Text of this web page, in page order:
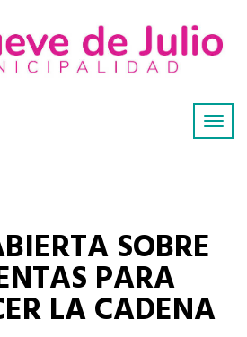
SOBRE
PARA
LA CADENA